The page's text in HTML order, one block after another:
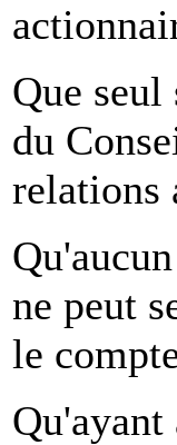
Que
du
relations
ne peut
le